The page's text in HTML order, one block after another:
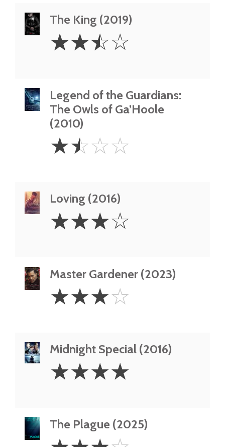
The King (2019)
2.5
Stars
☆☆☆☆
Legend of the Guardians:
The Owls of Ga’Hoole
(2010)
1.5
Stars
☆☆☆☆
Loving (2016)
Stars
☆☆☆☆
Master Gardener (2023)
Stars
☆☆☆☆
Midnight Special (2016)
Stars
☆☆☆☆
The Plague (2025)